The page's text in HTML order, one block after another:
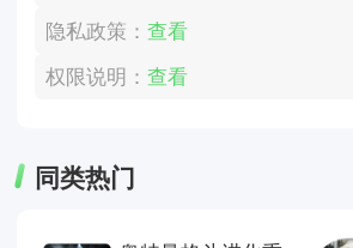
隐私政策：查看
权限说明：查看
同类热门